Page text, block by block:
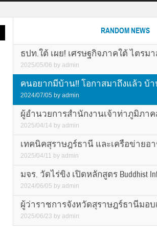
RANDOM NEWS
ธปท.ใต้ เผย! เศรษฐกิจภาคใต้ ไตรม
2025/05/06 by admin
คนอยากมีบ้าน!! โอกาสมาถึงแล้ว บ้
2024/07/05 by admin
ผู้อำนวยการสำนักงานเจ้าท่าภูมิภาค
2025/04/14 by admin
เทคนิคสุราษฎร์ธานี และเครือข่ายอ
2025/04/11 by admin
มจร. วัดไร่ขิง เปิดหลักสูตร Buddhist
2024/06/05 by admin
ผู้ว่าราชการจังหวัดสุราษฎร์ธานีมอบ
2025/06/23 by admin